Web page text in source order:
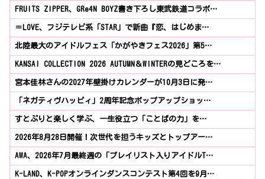
FRUITS ZIPPER、GRe4N BOYZ書き下ろし東武鉄道コラボ…
＝LOVE、フジテレビ系「STAR」で新曲『恋、はじめま…
北陸最大のアイドルフェス「かがやきフェス2026」第5…
KANSAI COLLECTION 2026 AUTUMN＆WINTERの見どころを…
宮本佳林さんの2027年壁掛けカレンダーが10月3日に発…
「ネガティヴハッピィ」2周年記念ポップアップショッ…
すとぷりと楽しく学ぶ、一生役立つ「ことばの力」を…
2026年8月28日開催！次世代を担うキッズとトップアー…
AWA、2026年7月最終週の「プレイリスト入りアイドルT…
K-LAND、K-POPオンラインダンスコンテスト第4回を9月…